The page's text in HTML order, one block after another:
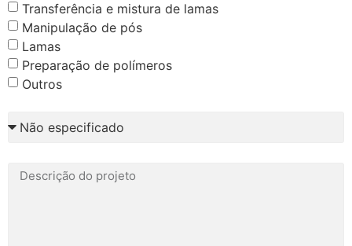
Transferência e mistura de lamas
Manipulação de pós
Lamas
Preparação de polímeros
Outros